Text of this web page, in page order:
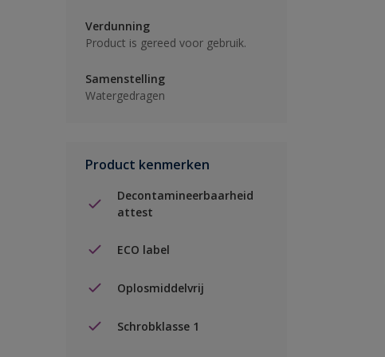
Verdunning
Product is gereed voor gebruik.
Samenstelling
Watergedragen
Product kenmerken
Decontamineerbaarheid
attest
ECO label
Oplosmiddelvrij
Schrobklasse 1